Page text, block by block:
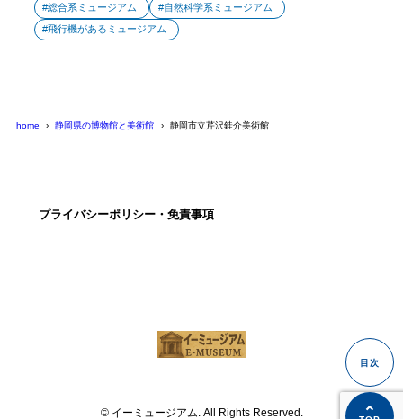
総合系ミュージアム 自然科学系ミュージアム
飛行機があるミュージアム
home 静岡県の博物館と美術館 静岡市立芹沢銈介美術館
プライバシーポリシー・免責事項
© イーミュージアム. All Rights Reserved.